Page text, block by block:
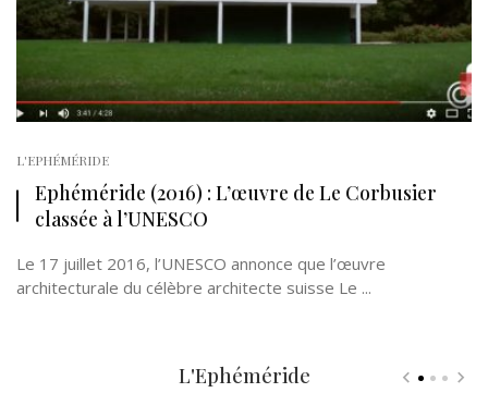
L'EPHÉMÉRIDE
Ephéméride (2016) : L’œuvre de Le Corbusier
classée à l’UNESCO
Le 17 juillet 2016, l’UNESCO annonce que l’œuvre
architecturale du célèbre architecte suisse Le ...
L'Ephéméride